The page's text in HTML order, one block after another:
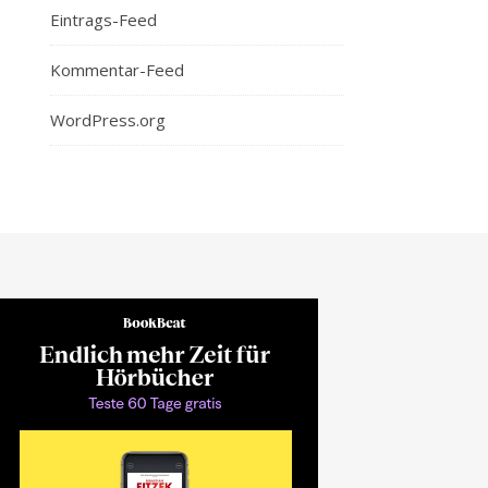
Eintrags-Feed
Kommentar-Feed
WordPress.org